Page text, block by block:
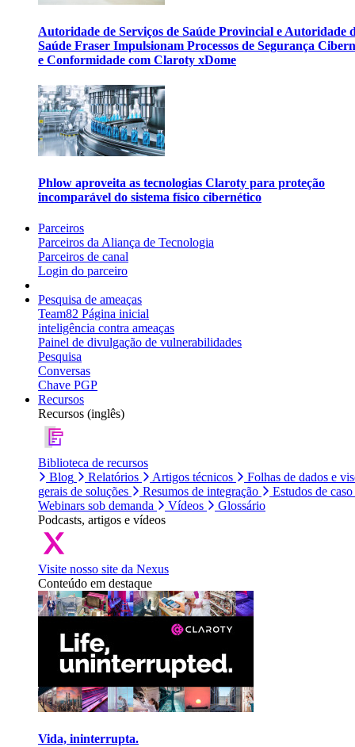
Autoridade de Serviços de Saúde Provincial e Autoridade
Saúde Fraser Impulsionam Processos de Segurança
e Conformidade com Claroty xDome
Phlow aproveita as tecnologias Claroty para proteção
incomparável do sistema físico cibernético
Parceiros
Parceiros da Aliança de Tecnologia
Parceiros de canal
Login do parceiro
Pesquisa de ameaças
Team82 Página inicial
inteligência contra ameaças
Painel de divulgação de vulnerabilidades
Pesquisa
Conversas
Chave PGP
Recursos
Recursos (inglês)
Biblioteca de recursos
Blog
Relatórios Artigos técnicos
Folhas de dados e
gerais de soluções
Resumos de integração
Estudos de caso
Webinars sob demanda
Vídeos
Glossário
Podcasts, artigos e vídeos
Visite nosso site da Nexus
Conteúdo em destaque
Vida, ininterrupta.